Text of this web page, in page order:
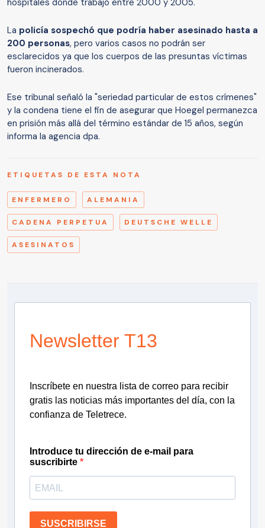
hospitales donde trabajó entre 2000 y 2005.
La policía sospechó que podría haber asesinado hasta a
200 personas, pero varios casos no podrán ser
esclarecidos ya que los cuerpos de las presuntas víctimas
fueron incinerados.
Ese tribunal señaló la "seriedad particular de estos crímenes"
y la condena tiene el fin de asegurar que Hoegel permanezca
en prisión más allá del término estándar de 15 años, según
informa la agencia dpa.
ETIQUETAS DE ESTA NOTA
ENFERMERO ALEMANIA
CADENA PERPETUA DEUTSCHE WELLE
ASESINATOS
Newsletter T13
Inscríbete en nuestra lista de correo para recibir
gratis las noticias más importantes del día, con la
confianza de Teletrece.
Introduce tu dirección de e-mail para
suscribirte
SUSCRIBIRSE